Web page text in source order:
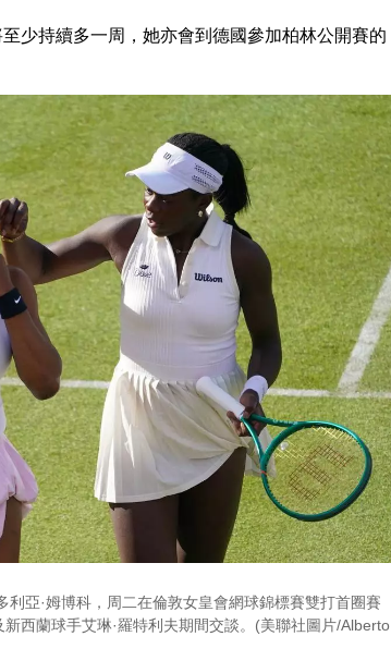
少持續多一周，她亦會到德國參加柏林公開賽的
亞·姆博科，周二在倫敦女皇會網球錦標賽雙打首圈賽
西蘭球手艾琳·羅特利夫期間交談。(美聯社圖片/Alberto